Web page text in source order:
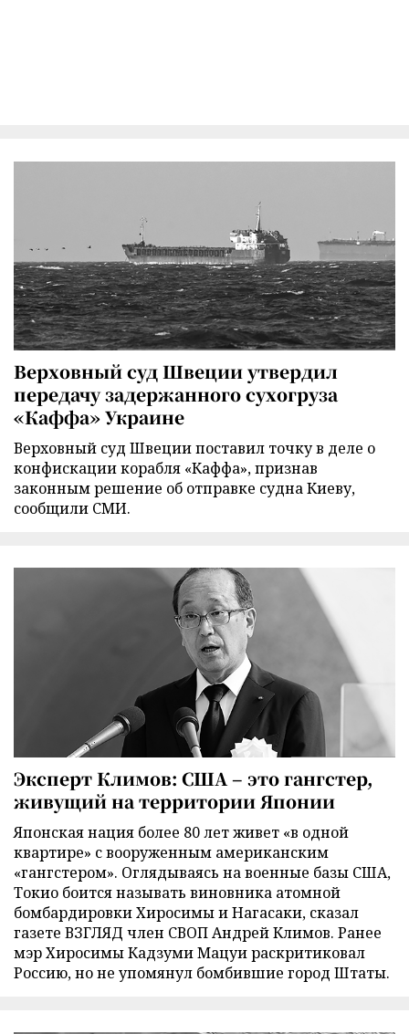
Верховный суд Швеции утвердил
передачу задержанного сухогруза
«Каффа» Украине
Верховный суд Швеции поставил точку в деле о
конфискации корабля «Каффа», признав
законным решение об отправке судна Киеву,
сообщили СМИ.
Эксперт Климов: США – это гангстер,
живущий на территории Японии
Японская нация более 80 лет живет «в одной
квартире» с вооруженным американским
«гангстером». Оглядываясь на военные базы США,
Токио боится называть виновника атомной
бомбардировки Хиросимы и Нагасаки, сказал
газете ВЗГЛЯД член СВОП Андрей Климов. Ранее
мэр Хиросимы Кадзуми Мацуи раскритиковал
Россию, но не упомянул бомбившие город Штаты.